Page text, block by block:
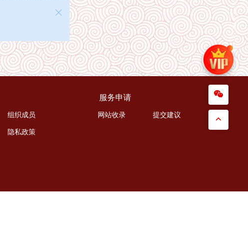
组织成员
隐私政策
服务申请
网站收录 提交建议